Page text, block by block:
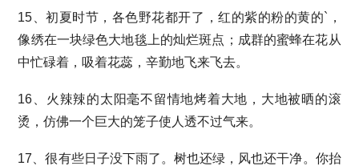
15、初夏时节，各色野花都开了，红的紫的粉的黄的`，
像绣在一块绿色大地毯上的灿烂斑点；成群的蜜蜂在花从
中忙碌着，吸着花蕊，辛勤地飞来飞去。
16、火辣辣的太阳毫不留情地烤着大地，大地被晒的滚
烫，仿佛一个巨大的笼子使人透不过气来。
17、很有些日子没下雨了。树也还绿，风也还干净。你抬